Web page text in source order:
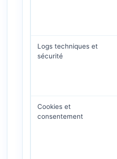
Logs techniques et
sécurité
Cookies et
consentement